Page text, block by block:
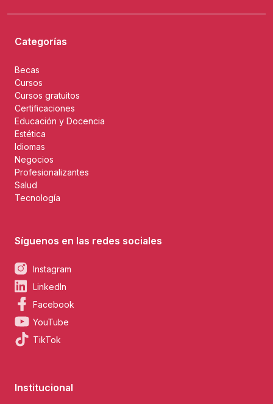
Categorías
Becas
Cursos
Cursos gratuitos
Certificaciones
Educación y Docencia
Estética
Idiomas
Negocios
Profesionalizantes
Salud
Tecnología
Síguenos en las redes sociales
Instagram
LinkedIn
Facebook
YouTube
TikTok
Institucional